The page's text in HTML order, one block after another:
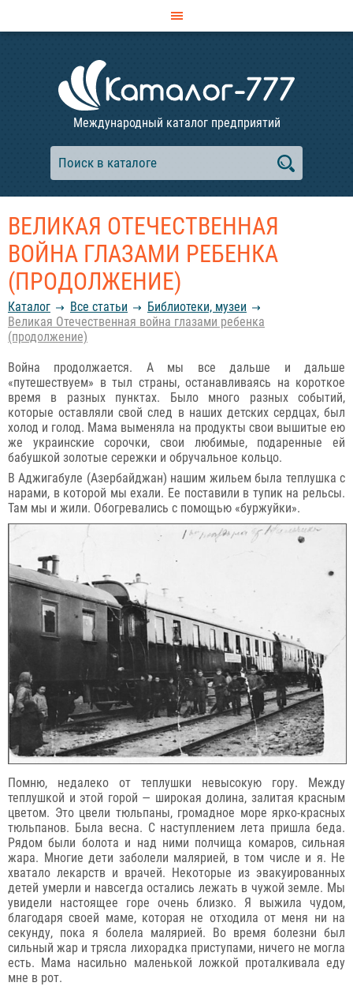
Международный каталог предприятий
ВЕЛИКАЯ ОТЕЧЕСТВЕННАЯ
ВОЙНА ГЛАЗАМИ РЕБЕНКА
(ПРОДОЛЖЕНИЕ)
Каталог Все статьи
Библиотеки, музеи
Великая Отечественная война глазами ребенка
(продолжение)
Война продолжается. А мы все дальше и дальше
«путешествуем» в тыл страны, останавливаясь на короткое
время в разных пунктах. Было много разных событий,
которые оставляли свой след в наших детских сердцах, был
холод и голод. Мама выменяла на продукты свои вышитые ею
же украинские сорочки, свои любимые, подаренные ей
бабушкой золотые сережки и обручальное кольцо.
В Аджигабуле (Азербайджан) нашим жильем была теплушка с
нарами, в которой мы ехали. Ее поставили в тупик на рельсы.
Там мы и жили. Обогревались с помощью «буржуйки».
Помню, недалеко от теплушки невысокую гору. Между
теплушкой и этой горой — широкая долина, залитая красным
цветом. Это цвели тюльпаны, громадное море ярко-красных
тюльпанов. Была весна. С наступлением лета пришла беда.
Рядом были болота и над ними полчища комаров, сильная
жара. Многие дети заболели малярией, в том числе и я. Не
хватало лекарств и врачей. Некоторые из эвакуированных
детей умерли и навсегда остались лежать в чужой земле. Мы
увидели настоящее горе очень близко. Я выжила чудом,
благодаря своей маме, которая не отходила от меня ни на
секунду, пока я болела малярией. Во время болезни был
сильный жар и трясла лихорадка приступами, ничего не могла
есть. Мама насильно маленькой ложкой проталкивала еду
мне в рот.